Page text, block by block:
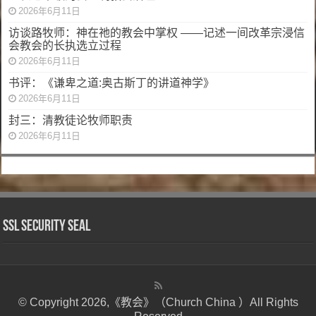
2026年6月11日
访谈路牧师：神在祂的教会中掌权 ——记述一间改革宗浸信
会教会的长执选立过程
2026年6月11日
书评：《谦卑之道:奥古斯丁的讲道神学》
2026年6月11日
封三：清教徒论牧师职责
2026年6月11日
SSL Security Seal
© Copyright 2026,《教会》（Church China ）All Rights